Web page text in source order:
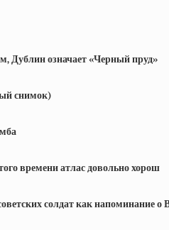
Дублин означает «Черный пруд»
снимок)
времени атлас довольно хорош
солдат как напоминание